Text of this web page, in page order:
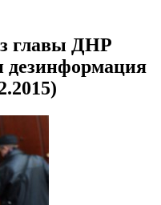
главы ДНР
дезинформация